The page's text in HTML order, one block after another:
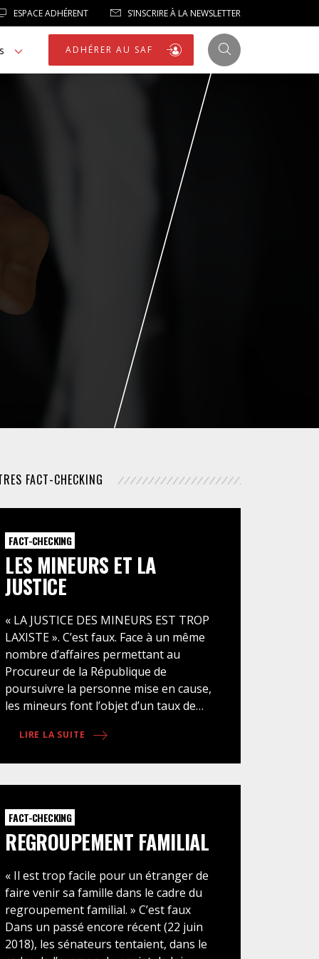
ESPACE ADHÉRENT S’INSCRIRE À LA NEWSLETTER
ADHÉRER AU SAF
LOGEMENT
NOTRE HOMMAGE
POLICE / MAINTIEN DE L'ORDRE
PROCÉDURE CIVILE
FACT-CHECKING
FACT-CHECKING
LES MINEURS ET LA
JUSTICE
« LA JUSTICE DES MINEURS EST TROP
LAXISTE ». C’est faux. Face à un même
nombre d’affaires permettant au
Procureur de la République de
poursuivre la personne mise en cause,
les mineurs font l’objet d’un taux de
majeurs (taux de réponse pénale des
Cette réponse pénale peut être une
alternative aux poursuites (une mesure
de réparation ou un rappel à la loi par
des enfants ou juge d’instruction).
« AVANT 13 ANS ILS NE RISQUENT
RIEN ! ». C’est faux. Si, en principe, le
mineur de moins de 13 ans est présumé
ne pas avoir le discernement suffisant
LIRE LA SUITE
FACT-CHECKING
REGROUPEMENT FAMILIAL
« Il est trop facile pour un étranger de
faire venir sa famille dans le cadre du
regroupement familial. » C’est faux
Dans un passé encore récent (22 juin
2018), les sénateurs tentaient, dans le